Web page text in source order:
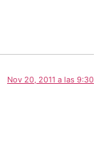
Nov 20, 2011 a las 9:30